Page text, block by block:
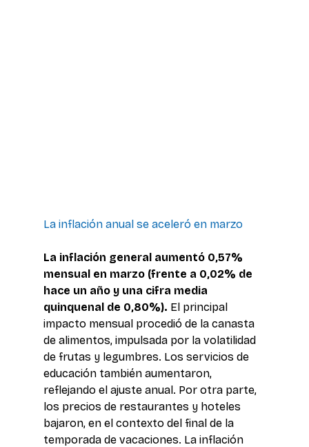
La inflación anual se aceleró en marzo
La inflación general aumentó 0,57%
mensual en marzo (frente a 0,02% de
hace un año y una cifra media
quinquenal de 0,80%). El principal
impacto mensual procedió de la canasta
de alimentos, impulsada por la volatilidad
de frutas y legumbres. Los servicios de
educación también aumentaron,
reflejando el ajuste anual. Por otra parte,
los precios de restaurantes y hoteles
bajaron, en el contexto del final de la
temporada de vacaciones. La inflación